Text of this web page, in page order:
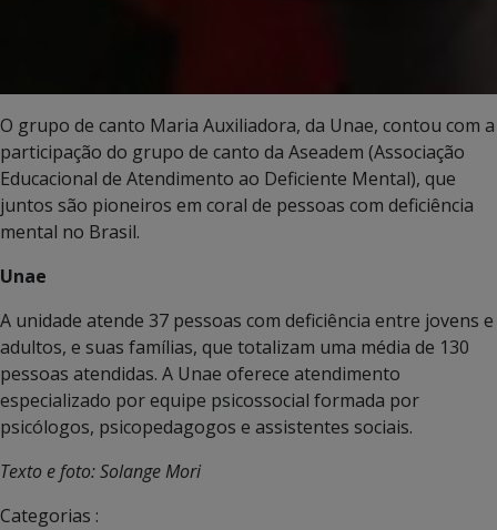
O grupo de canto Maria Auxiliadora, da Unae, contou com a
participação do grupo de canto da Aseadem (Associação
Educacional de Atendimento ao Deficiente Mental), que
juntos são pioneiros em coral de pessoas com deficiência
mental no Brasil.
Unae
A unidade atende 37 pessoas com deficiência entre jovens e
adultos, e suas famílias, que totalizam uma média de 130
pessoas atendidas. A Unae oferece atendimento
especializado por equipe psicossocial formada por
psicólogos, psicopedagogos e assistentes sociais.
Texto e foto: Solange Mori
Categorias :